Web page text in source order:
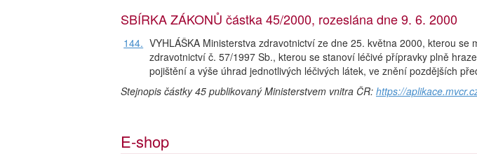
SBÍRKA ZÁKONŮ částka 45/2000, rozeslána dne 9. 6. 2000
144. VYHLÁŠKA Ministerstva zdravotnictví ze dne 25. května 2000, kterou se
zdravotnictví č. 57/1997 Sb., kterou se stanoví léčivé přípravky plně
pojištění a výše úhrad jednotlivých léčivých látek, ve znění pozdějších
Stejnopis částky 45 publikovaný Ministerstvem vnitra ČR: https://
E-shop